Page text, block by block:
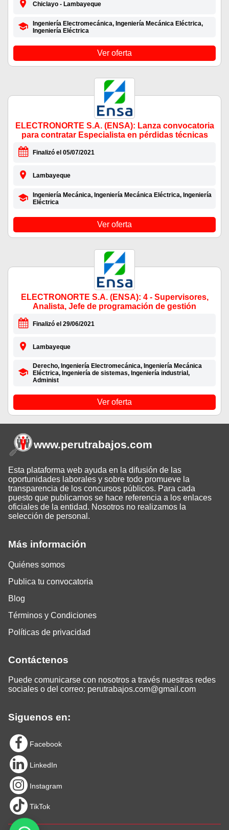
Chiclayo - Lambayeque
Ingeniería Electromecánica, Ingeniería Mecánica Eléctrica,
Ingeniería Eléctrica
Ver oferta
ELECTRONORTE S.A. (ENSA): Lanza convocatoria
para contratar Especialista en pérdidas técnicas
Finalizó el 05/07/2021
Lambayeque
Ingeniería Mecánica, Ingeniería Mecánica Eléctrica, Ingeniería
Eléctrica
Ver oferta
ELECTRONORTE S.A. (ENSA): 4 - Supervisores,
Analista, Jefe de programación de gestión
Finalizó el 29/06/2021
Lambayeque
Derecho, Ingeniería Electromecánica, Ingeniería Mecánica
Eléctrica, Ingeniería de sistemas, Ingeniería industrial,
Administ
Ver oferta
Más información
Quiénes somos
Publica tu convocatoria
Blog
Términos y Condiciones
Políticas de privacidad
Contáctenos
Puede comunicarse con nosotros a través nuestras redes
sociales o del correo: perutrabajos.com@gmail.com
Siguenos en:
Facebook
LinkedIn
Instagram
TikTok
www.perutrabajos.com
Esta plataforma web ayuda en la difusión de las
oportunidades laborales y sobre todo promueve la
transparencia de los concursos públicos. Para cada
puesto que publicamos se hace referencia a los enlaces
oficiales de la entidad. Nosotros no realizamos la
selección de personal.